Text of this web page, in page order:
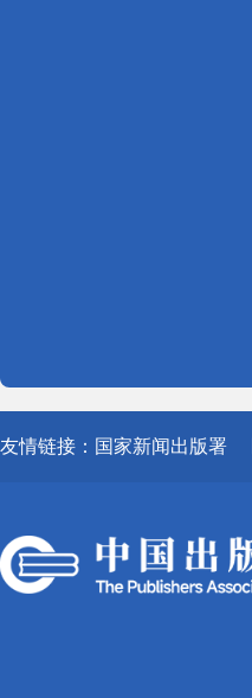
友情链接： 国家新闻出版署